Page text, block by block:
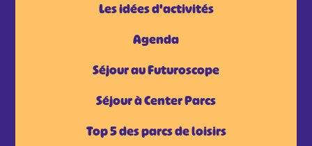
Les idées d'activités
Agenda
Séjour au Futuroscope
Séjour à Center Parcs
Top 5 des parcs de loisirs